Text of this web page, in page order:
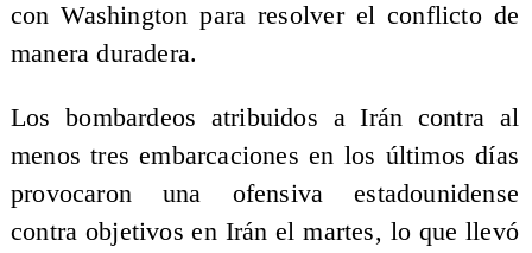
con Washington para resolver el conflicto de
manera duradera.
Los bombardeos atribuidos a Irán contra al
menos tres embarcaciones en los últimos días
provocaron una ofensiva estadounidense
contra objetivos en Irán el martes, lo que llevó